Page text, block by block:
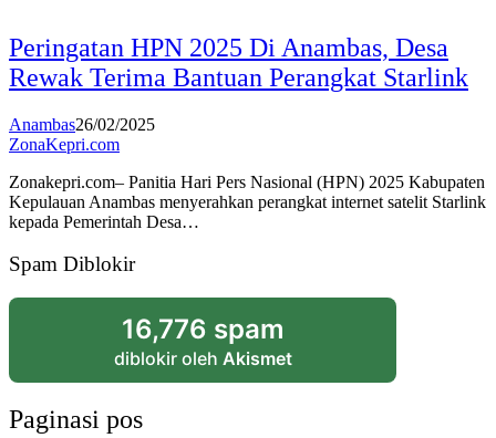
Peringatan HPN 2025 Di Anambas, Desa
Rewak Terima Bantuan Perangkat Starlink
Anambas26/02/2025
ZonaKepri.com
Zonakepri.com– Panitia Hari Pers Nasional (HPN) 2025 Kabupaten
Kepulauan Anambas menyerahkan perangkat internet satelit Starlink
kepada Pemerintah Desa…
Spam Diblokir
16,776 spam
diblokir oleh Akismet
Paginasi pos